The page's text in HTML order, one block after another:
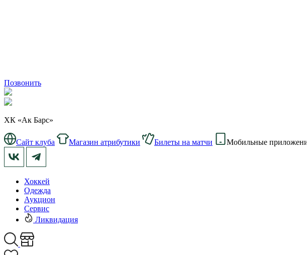
Позвонить
ХК «Ак Барс»
Сайт клуба Магазин атрибутики Билеты на матчи Мобильные
Хоккей
Одежда
Аукцион
Сервис
Ликвидация